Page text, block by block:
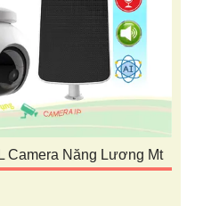
Camera Năng Lương Mt